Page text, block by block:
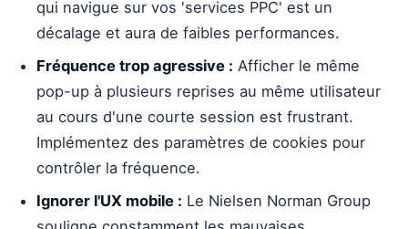
qui navigue sur vos 'services PPC' est un
décalage et aura de faibles performances.
Fréquence trop agressive : Afficher le même
pop-up à plusieurs reprises au même utilisateur
au cours d'une courte session est frustrant.
Implémentez des paramètres de cookies pour
contrôler la fréquence.
Ignorer l'UX mobile : Le Nielsen Norman Group